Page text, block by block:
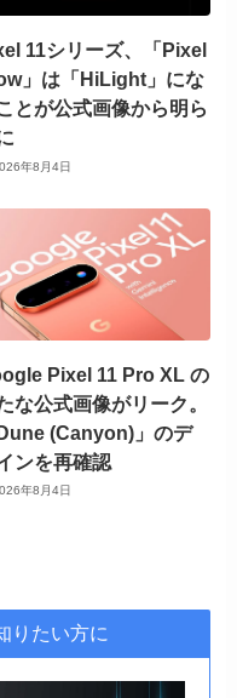
11シリーズ、「Pixel
」は「HiLight」にな
とが公式画像から明ら
年8月4日
Pixel 11 Pro XL の
な公式画像がリーク。
Dune (Canyon)」のデ
ンを再確認
年8月4日
りたい方に